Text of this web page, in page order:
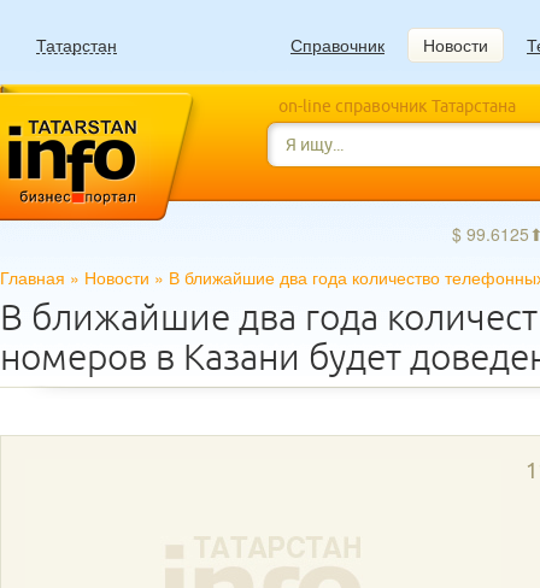
Татарстан Справочник Новости
on-line справочник Татарстана
$
Главная » Новости » В ближайшие два года количество
В ближайшие два года
номеров в Казани будет